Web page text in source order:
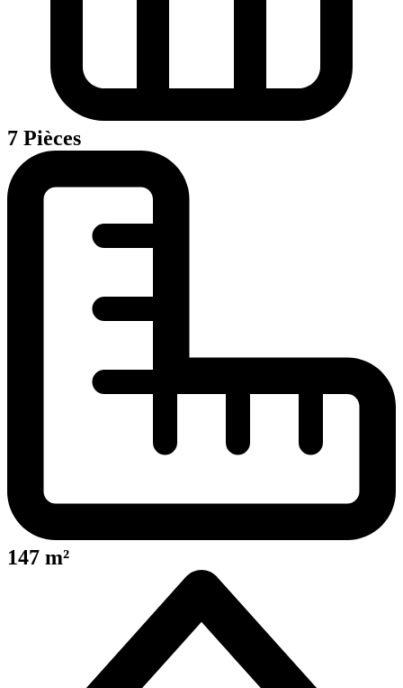
7 Pièces
147 m²